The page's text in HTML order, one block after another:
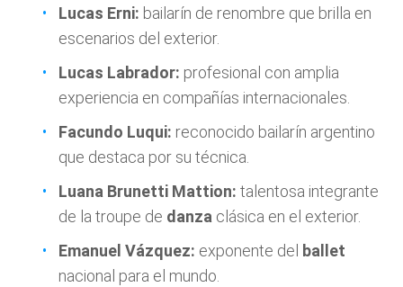
Lucas Erni: bailarín de renombre que brilla en
escenarios del exterior.
Lucas Labrador: profesional con amplia
experiencia en compañías internacionales.
Facundo Luqui: reconocido bailarín argentino
que destaca por su técnica.
Luana Brunetti Mattion: talentosa integrante
de la troupe de danza clásica en el exterior.
Emanuel Vázquez: exponente del ballet
nacional para el mundo.